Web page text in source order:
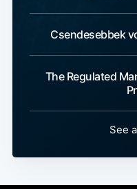
Csendesebbek
The Regulated
See